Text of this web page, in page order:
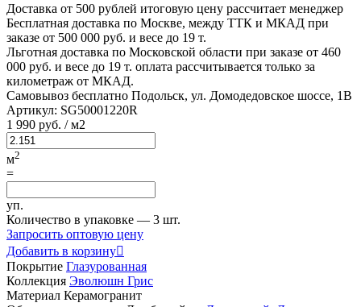
Доставка от 500 рублей итоговую цену рассчитает менеджер
Бесплатная доставка по Москве, между ТТК и МКАД при
заказе от 500 000 руб. и весе до 19 т.
Льготная доставка по Московской области при заказе от 460
000 руб. и весе до 19 т. оплата рассчитывается только за
километраж от МКАД.
Самовывоз бесплатно Подольск, ул. Домодедовское шоссе, 1В
Артикул: SG50001220R
1 990 руб. / м2
м2
=
уп.
Количество в упаковке — 3 шт.
Запросить оптовую цену
Добавить в корзину
Покрытие Глазурованная
Коллекция Эволюшн Грис
Материал Керамогранит